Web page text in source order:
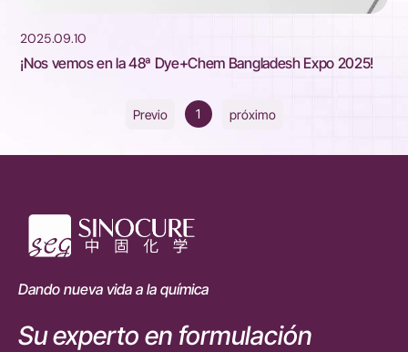
2025.09.10
¡Nos vemos en la 48ª Dye+Chem Bangladesh Expo 2025!
Previo 1 próximo
Dando nueva vida a la química
Su experto en formulación